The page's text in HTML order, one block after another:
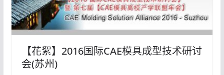
【花絮】2016国际CAE模具成型技术研讨
会(苏州)